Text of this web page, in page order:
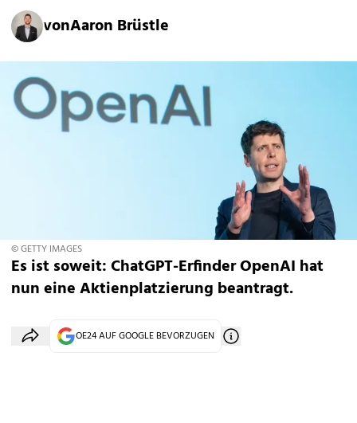
vonAaron Brüstle
© GETTY IMAGES
Es ist soweit: ChatGPT-Erfinder OpenAI hat
nun eine Aktienplatzierung beantragt.
OE24 AUF GOOGLE BEVORZUGEN